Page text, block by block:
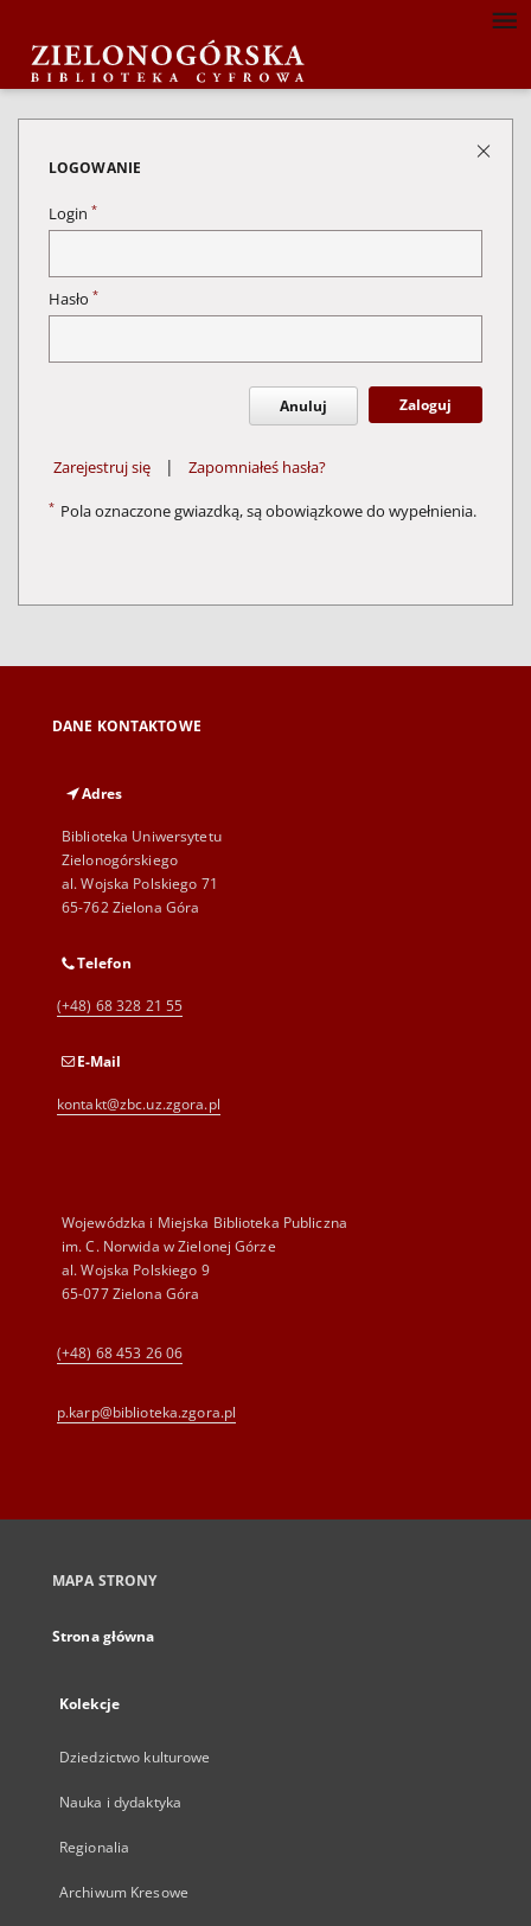
LOGOWANIE
Login *
Hasło *
Anuluj Zaloguj
Zarejestruj się | Zapomniałeś hasła?
* Pola oznaczone gwiazdką, są obowiązkowe do wypełnienia.
DANE KONTAKTOWE
Adres
Biblioteka Uniwersytetu
Zielonogórskiego
al. Wojska Polskiego 71
65-762 Zielona Góra
Telefon
(+48) 68 328 21 55
E-Mail
kontakt@zbc.uz.zgora.pl
Wojewódzka i Miejska Biblioteka Publiczna
im. C. Norwida w Zielonej Górze
al. Wojska Polskiego 9
65-077 Zielona Góra
(+48) 68 453 26 06
p.karp@biblioteka.zgora.pl
MAPA STRONY
Strona główna
Kolekcje
Dziedzictwo kulturowe
Nauka i dydaktyka
Regionalia
Archiwum Kresowe